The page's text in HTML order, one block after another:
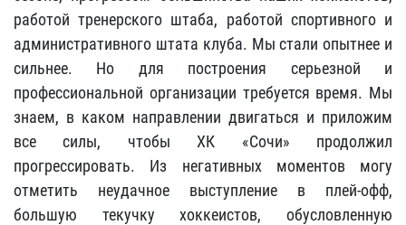
работой тренерского штаба, работой спортивного и
административного штата клуба. Мы стали опытнее и
сильнее. Но для построения серьезной и
профессиональной организации требуется время. Мы
знаем, в каком направлении двигаться и приложим
все силы, чтобы ХК «Сочи» продолжил
прогрессировать. Из негативных моментов могу
отметить неудачное выступление в плей-офф,
большую текучку хоккеистов, обусловленную